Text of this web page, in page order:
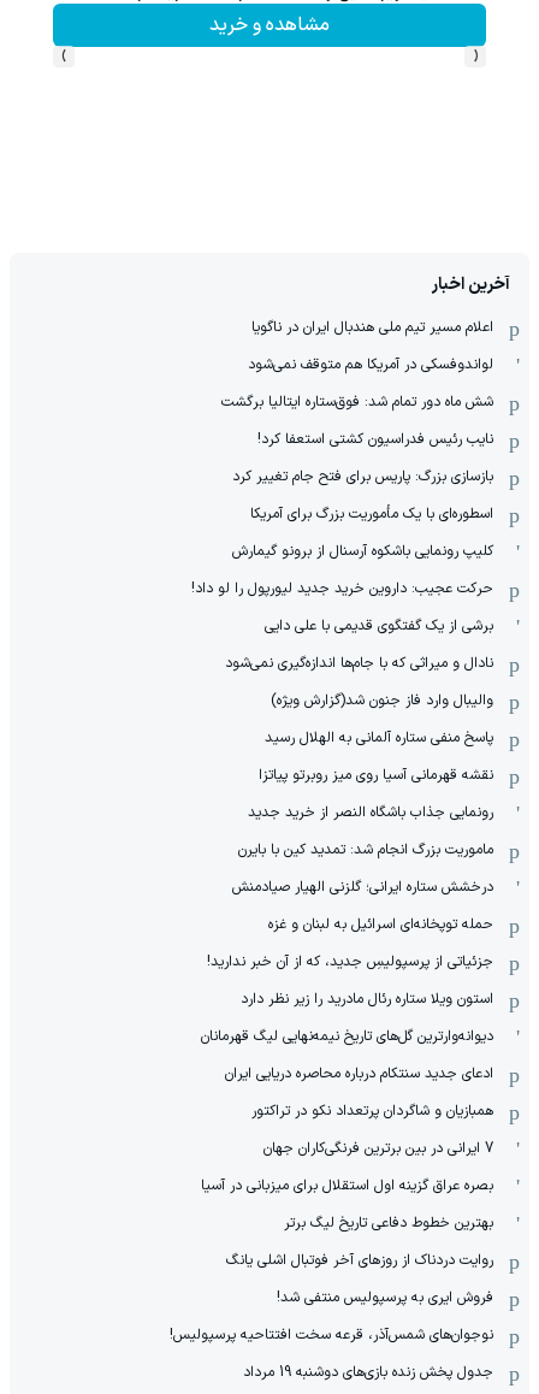
مشاهده و خرید
‹
›
آخرین اخبار
اعلام مسیر تیم ملی هندبال ایران در ناگویا
لواندوفسکی در آمریکا هم متوقف نمی‌شود
شش ماه دور تمام شد: فوق‌ستاره ایتالیا برگشت
نایب رئیس فدراسیون کشتی استعفا کرد!
بازسازی بزرگ: پاریس برای فتح جام تغییر کرد
اسطوره‌ای با یک مأموریت بزرگ برای آمریکا
کلیپ رونمایی باشکوه آرسنال از برونو گیمارش
حرکت عجیب: داروین خرید جدید لیورپول را لو داد!
برشی از یک گفتگوی قدیمی با علی دایی
نادال و میراثی که با جام‌ها اندازه‌گیری نمی‌شود
والیبال وارد فاز جنون شد(گزارش ویژه)
پاسخ منفی ستاره آلمانی به الهلال رسید
نقشه قهرمانی آسیا روی میز روبرتو پیاتزا
رونمایی جذاب باشگاه النصر از خرید جدید
ماموریت بزرگ انجام شد: تمدید کین با بایرن
درخشش ستاره ایرانی؛ گلزنی الهیار صیادمنش
حمله توپخانه‌ای اسرائیل به لبنان و غزه
جزئیاتی از پرسپولیسِ جدید، که از آن ‌خبر ندارید!
استون ویلا ستاره رئال مادرید را زیر نظر دارد
دیوانه‌وارترین گل‌های تاریخ نیمه‌نهایی لیگ قهرمانان
ادعای جدید سنتکام درباره محاصره دریایی ایران
همبازیان و شاگردان پرتعداد نکو در تراکتور
7 ایرانی در بین برترین فرنگی‌کاران جهان
بصره عراق گزینه اول استقلال برای میزبانی در آسیا
بهترین خطوط دفاعی تاریخ لیگ برتر
روایت دردناک از روزهای آخر فوتبال اشلی یانگ
فروش ایری به پرسپولیس منتفی شد!
نوجوان‌های شمس‌آذر، قرعه سخت افتتاحیه پرسپولیس!
جدول پخش زنده بازی‌های دوشنبه 19 مرداد